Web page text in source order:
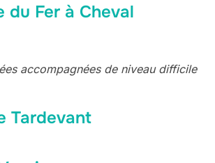
du Fer à Cheval
accompagnées de niveau difficile
Tardevant